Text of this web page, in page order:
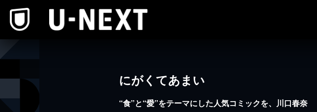
にがくてあまい
“食”と“愛”をテーマにした人気コミックを、川口春奈